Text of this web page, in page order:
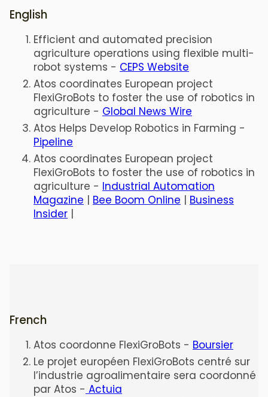
English
Efficient and automated precision
agriculture operations using flexible multi-
robot systems - CEPS Website
Atos coordinates European project
FlexiGroBots to foster the use of robotics in
agriculture - Global News Wire
Atos Helps Develop Robotics in Farming -
Pipeline
Atos coordinates European project
FlexiGroBots to foster the use of robotics in
agriculture - Industrial Automation
Magazine | Bee Boom Online | Business
Insider |
French
Atos coordonne FlexiGroBots - Boursier
Le projet européen FlexiGroBots centré sur
l’industrie agroalimentaire sera coordonné
par Atos - Actuia